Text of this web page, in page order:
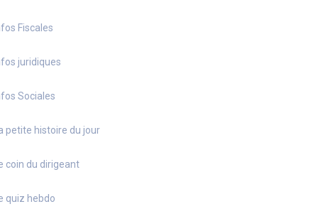
Fiscales
juridiques
Sociales
petite histoire du jour
coin du dirigeant
quiz hebdo